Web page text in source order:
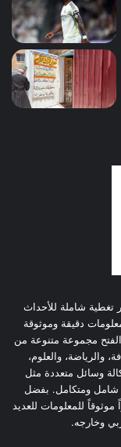
تغطية شاملة للأحداث
دقيقة وموثوقة
مجموعة متنوعة من
والرياضة، والعلوم،
وسائل متعددة مثل
شامل ومتكامل. بفضل
للمعلومات للعديد
وخارجه.